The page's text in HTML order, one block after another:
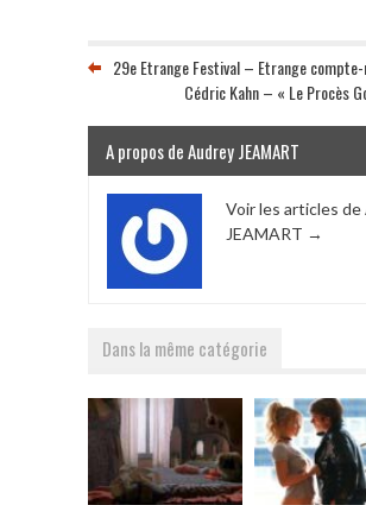
29e Etrange Festival – Etrange
Cédric Kahn – « Le Procès
A propos de Audrey JEAMART
Voir les articles
JEAMART →
Dans la même catégorie